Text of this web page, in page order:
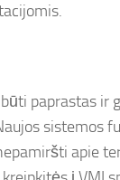
paprastas ir
sistemos
apie